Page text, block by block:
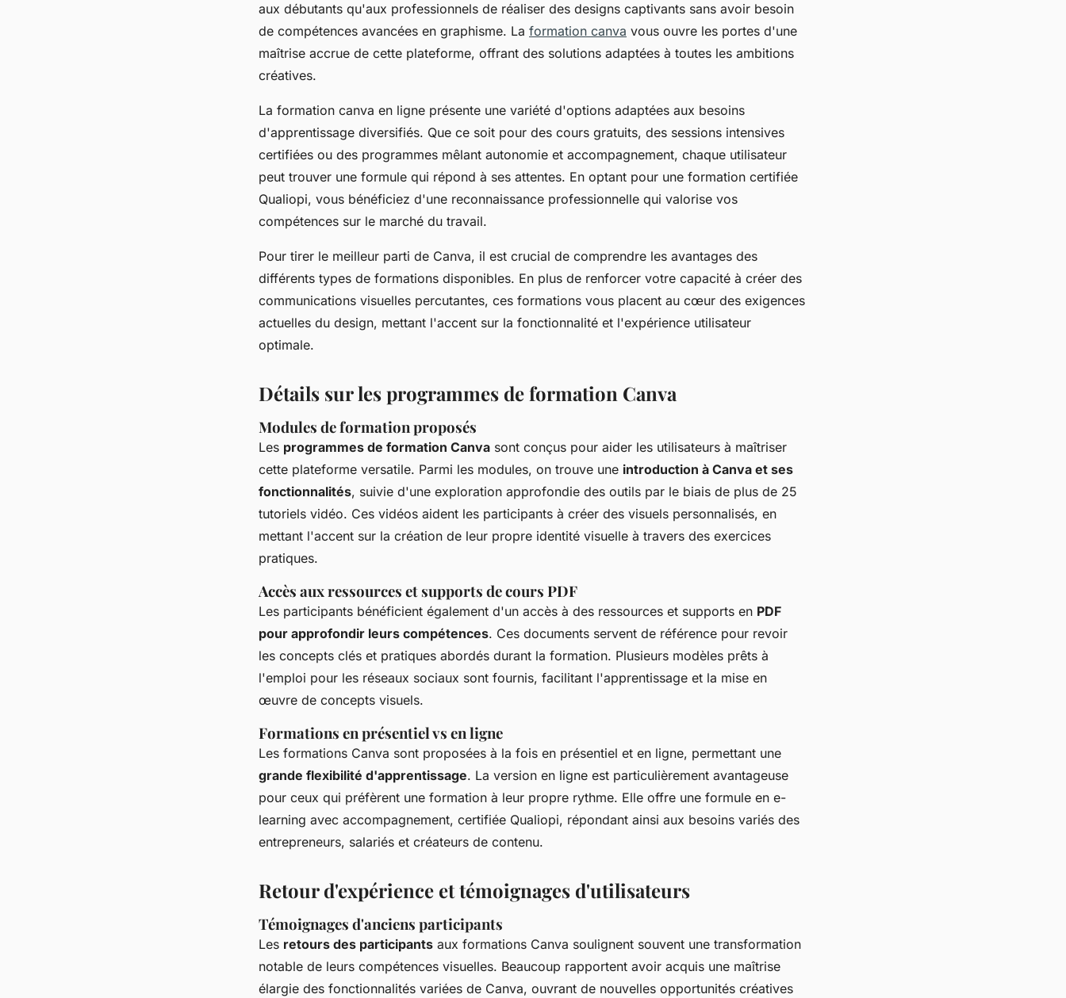
aux débutants qu'aux professionnels de réaliser des designs captivants sans avoir besoin
de compétences avancées en graphisme. La formation canva vous ouvre les portes d'une
maîtrise accrue de cette plateforme, offrant des solutions adaptées à toutes les ambitions
créatives.
La formation canva en ligne présente une variété d'options adaptées aux besoins
d'apprentissage diversifiés. Que ce soit pour des cours gratuits, des sessions intensives
certifiées ou des programmes mêlant autonomie et accompagnement, chaque utilisateur
peut trouver une formule qui répond à ses attentes. En optant pour une formation certifiée
Qualiopi, vous bénéficiez d'une reconnaissance professionnelle qui valorise vos
compétences sur le marché du travail.
Pour tirer le meilleur parti de Canva, il est crucial de comprendre les avantages des
différents types de formations disponibles. En plus de renforcer votre capacité à créer des
communications visuelles percutantes, ces formations vous placent au cœur des exigences
actuelles du design, mettant l'accent sur la fonctionnalité et l'expérience utilisateur
optimale.
Détails sur les programmes de formation Canva
Modules de formation proposés
Les programmes de formation Canva sont conçus pour aider les utilisateurs à maîtriser
cette plateforme versatile. Parmi les modules, on trouve une introduction à Canva et ses
fonctionnalités, suivie d'une exploration approfondie des outils par le biais de plus de 25
tutoriels vidéo. Ces vidéos aident les participants à créer des visuels personnalisés, en
mettant l'accent sur la création de leur propre identité visuelle à travers des exercices
pratiques.
Accès aux ressources et supports de cours PDF
Les participants bénéficient également d'un accès à des ressources et supports en PDF
pour approfondir leurs compétences. Ces documents servent de référence pour revoir
les concepts clés et pratiques abordés durant la formation. Plusieurs modèles prêts à
l'emploi pour les réseaux sociaux sont fournis, facilitant l'apprentissage et la mise en
œuvre de concepts visuels.
Formations en présentiel vs en ligne
Les formations Canva sont proposées à la fois en présentiel et en ligne, permettant une
grande flexibilité d'apprentissage. La version en ligne est particulièrement avantageuse
pour ceux qui préfèrent une formation à leur propre rythme. Elle offre une formule en e-
learning avec accompagnement, certifiée Qualiopi, répondant ainsi aux besoins variés des
entrepreneurs, salariés et créateurs de contenu.
Retour d'expérience et témoignages d'utilisateurs
Témoignages d'anciens participants
Les retours des participants aux formations Canva soulignent souvent une transformation
notable de leurs compétences visuelles. Beaucoup rapportent avoir acquis une maîtrise
élargie des fonctionnalités variées de Canva, ouvrant de nouvelles opportunités créatives